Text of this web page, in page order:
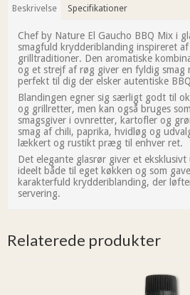
Beskrivelse Specifikationer
Chef by Nature El Gaucho BBQ Mix i
smagfuld krydderiblanding inspireret af
grilltraditioner. Den aromatiske
og et strejf af røg giver en fyldig smag
perfekt til dig der elsker autentiske
Blandingen egner sig særligt godt til
og grillretter, men kan også bruges
smagsgiver i ovnretter, kartofler og
smag af chili, paprika, hvidløg og
lækkert og rustikt præg til enhver ret.
Det elegante glasrør giver et
ideelt både til eget køkken og som
karakterfuld krydderiblanding, der
servering.
Relaterede produkter